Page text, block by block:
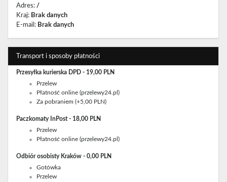
Adres: /
Kraj: Brak danych
E-mail : Brak danych
Transport i sposoby płatności
Przesyłka kurierska DPD - 19,00 PLN
Przelew
Płatność online (przelewy24.pl)
Za pobraniem (+5,00 PLN)
Paczkomaty InPost - 18,00 PLN
Przelew
Płatność online (przelewy24.pl)
Odbiór osobisty Kraków - 0,00 PLN
Gotówka
Przelew